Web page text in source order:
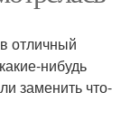
отличный
нибудь
заменить что-